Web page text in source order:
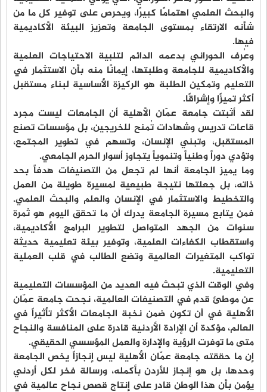
والبحث العلمي اهتمامًا كبيرًا، ويحرص على توفير كل ما من
شأنه الارتقاء بمستوى الجامعة وتعزيز البيئة الأكاديمية
فيها.
وعُرف الحوراني بدعمه الدائم لتلبية الاحتياجات العلمية
والأكاديمية للجامعة وطلبتها، إيمانًا منه بأن الاستثمار في
التعليم وتمكين الطلبة هو الركيزة الأساسية لبناء مستقبل
أكثر تميزًا وإشراقًا.
لقد أثبتت جامعة عمّان الأهلية أن الجامعات ليست مجرد
قاعات تدريس وشهادات تُمنح للخريجين، بل مؤسسات تصنع
المستقبل، وتبني الإنسان، وتسهم في تطوير المجتمع،
وتؤدي دوراً وطنياً وتنموياً يتجاوز أسوار الحرم الجامعي.
وما يميز الجامعة أنها لم تجعل من التصنيفات هدفاً بحد
ذاته، بل جعلتها نتيجة طبيعية لمسيرة طويلة من العمل
والتخطيط والاستثمار في الإنسان والعلم والبحث العلمي.
فمن يتابع مسيرة الجامعة يدرك أن ما تحقق اليوم هو ثمرة
سنوات من الجهد المتواصل لتطوير البرامج الأكاديمية،
واستقطاب الكفاءات العلمية، وتوفير بيئة تعليمية حديثة
تواكب المتغيرات العالمية وتضع الطالب في قلب العملية
التعليمية.
وفي الوقت الذي تبحث فيه العديد من المؤسسات التعليمية
عن موطئ قدم في التصنيفات العالمية، نجحت جامعة عمّان
الأهلية في أن تكون ضمن نخبة الجامعات الأكثر تأثيراً في
العالم، مؤكدة أن الإرادة الأردنية قادرة على المنافسة والنجاح
متى ما توفرت الرؤية والإدارة والعمل المؤسسي الحقيقي.
إن ما حققته جامعة عمّان الأهلية ليس إنجازاً يخص الجامعة
وحدها، بل هو إنجاز للأردن بأكمله، ورسالة فخر لكل أردني
يؤمن بأن هذا الوطن قادر على إنتاج قصص نجاح عالمية في